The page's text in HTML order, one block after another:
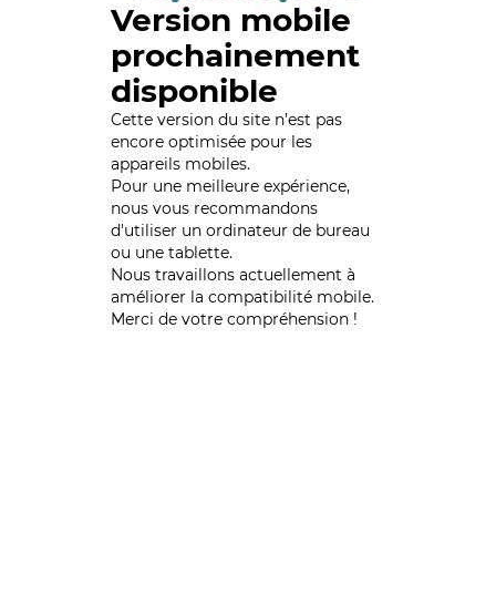
Version mobile
prochainement
disponible
Cette version du site n’est pas
encore optimisée pour les
appareils mobiles.
Pour une meilleure expérience,
nous vous recommandons
d'utiliser un ordinateur de bureau
ou une tablette.
Nous travaillons actuellement à
améliorer la compatibilité mobile.
Merci de votre compréhension !